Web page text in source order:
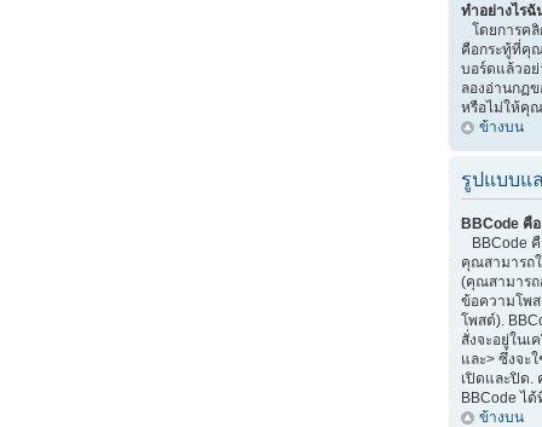
ทำอย่างไรฉั
โดยการคลิ
คือกระทู้ที่คุ
บอร์ดแล้วอ
ลองอ่านกฏ
หรือไม่ให้คุ
ข้างบน
รูปแบบแ
BBCode คือ
BBCode
คุณสามารถ
(คุณสามารถ
ข้อความโพ
โพสต์).
สั่งจะอยู่ในเ
และ> ซึ่งจะ
เปิดและปิด.
BBCode ไ
ข้างบน